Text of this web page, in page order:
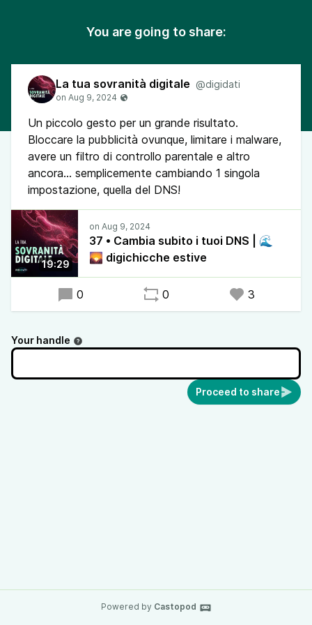
You are going to share:
La tua sovranità digitale @digidati
Un piccolo gesto per un grande risultato.
Bloccare la pubblicità ovunque, limitare i malware,
avere un filtro di controllo parentale e altro
ancora... semplicemente cambiando 1 singola
impostazione, quella del DNS!
19:29
37 • Cambia subito i tuoi DNS | 🌊
🌄 digichicche estive
0 0 3
Your handle
Proceed to share
Powered by Castopod